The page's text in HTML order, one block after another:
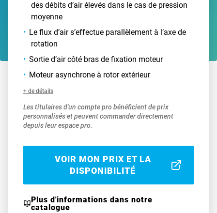
des débits d’air élevés dans le cas de pression
moyenne
Le flux d’air s’effectue parallèlement à l’axe de
rotation
Sortie d’air côté bras de fixation moteur
Moteur asynchrone à rotor extérieur
+ de détails
Les titulaires d'un compte pro bénéficient de prix
personnalisés et peuvent commander directement
depuis leur espace pro.
VOIR MON PRIX ET LA
DISPONIBILITÉ
Plus d'informations dans notre
catalogue